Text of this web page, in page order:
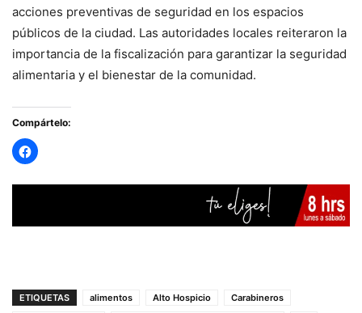
acciones preventivas de seguridad en los espacios
públicos de la ciudad. Las autoridades locales reiteraron la
importancia de la fiscalización para garantizar la seguridad
alimentaria y el bienestar de la comunidad.
Compártelo:
ETIQUETAS alimentos Alto Hospicio
Carabineros